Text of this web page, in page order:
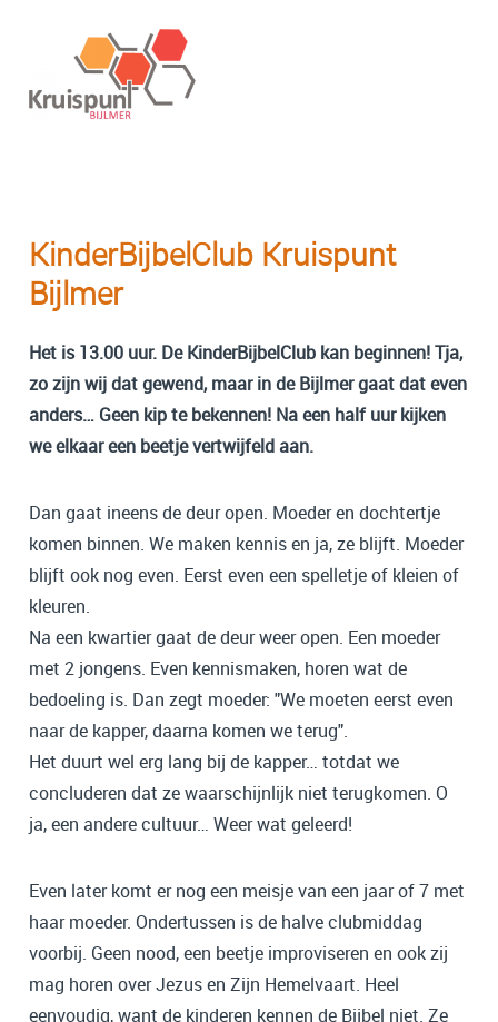
KinderBijbelClub Kruispunt
Bijlmer
Het is 13.00 uur. De KinderBijbelClub kan beginnen! Tja,
zo zijn wij dat gewend, maar in de Bijlmer gaat dat even
anders… Geen kip te bekennen! Na een half uur kijken
we elkaar een beetje vertwijfeld aan.
Dan gaat ineens de deur open. Moeder en dochtertje
komen binnen. We maken kennis en ja, ze blijft. Moeder
blijft ook nog even. Eerst even een spelletje of kleien of
kleuren.
Na een kwartier gaat de deur weer open. Een moeder
met 2 jongens. Even kennismaken, horen wat de
bedoeling is. Dan zegt moeder: "We moeten eerst even
naar de kapper, daarna komen we terug".
Het duurt wel erg lang bij de kapper… totdat we
concluderen dat ze waarschijnlijk niet terugkomen. O
ja, een andere cultuur… Weer wat geleerd!
Even later komt er nog een meisje van een jaar of 7 met
haar moeder. Ondertussen is de halve clubmiddag
voorbij. Geen nood, een beetje improviseren en ook zij
mag horen over Jezus en Zijn Hemelvaart. Heel
eenvoudig, want de kinderen kennen de Bijbel niet. Ze